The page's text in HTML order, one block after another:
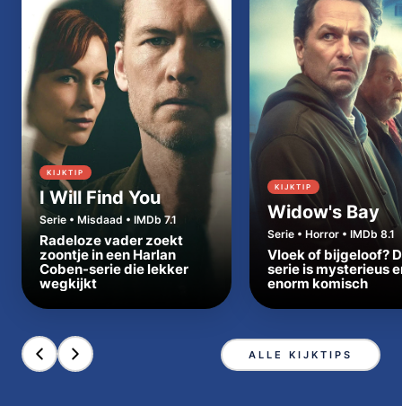
KIJKTIP
I Will Find You
Serie • Misdaad • IMDb 7.1
Radeloze vader zoekt
zoontje in een Harlan
Coben-serie die lekker
wegkijkt
KIJKTIP
Widow's Bay
Serie • Horror • IMDb 8.1
Vloek of bijgeloof?
serie is mysterieus
enorm komisch
ALLE KIJKTIPS